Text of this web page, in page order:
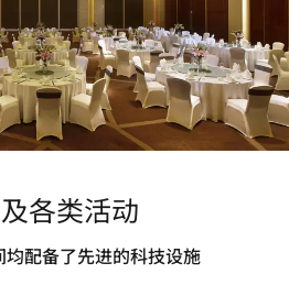
各类活动
配备了先进的科技设施